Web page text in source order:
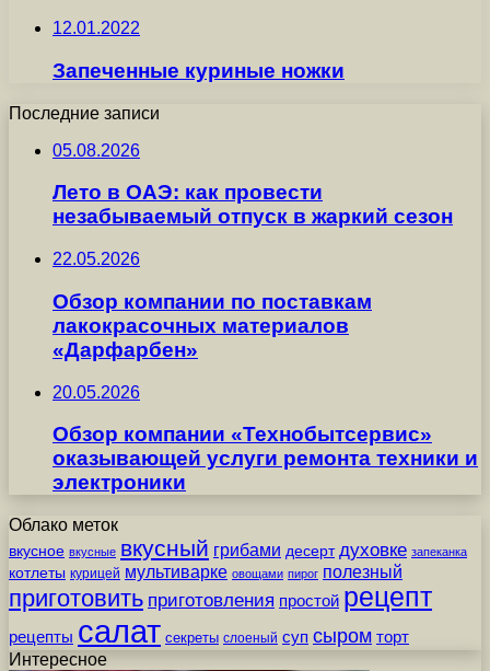
12.01.2022
Запеченные куриные ножки
Последние записи
05.08.2026
Лето в ОАЭ: как провести
незабываемый отпуск в жаркий сезон
22.05.2026
Обзор компании по поставкам
лакокрасочных материалов
«Дарфарбен»
20.05.2026
Обзор компании «Технобытсервис»
оказывающей услуги ремонта техники и
электроники
Облако меток
вкусное вкусные вкусный грибами десерт духовке запеканка
котлеты курицей мультиварке овощами пирог полезный
приготовить приготовления простой рецепт
рецепты салат секреты слоеный суп сыром торт
Интересное